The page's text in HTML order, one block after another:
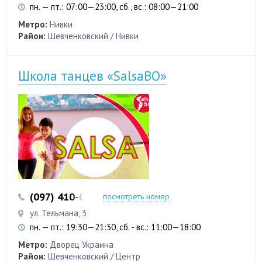
пн. — пт.: 07:00—23:00, сб., вс.: 08:00—21:00
Метро: Нивки
Район: Шевченковский / Нивки
Школа танцев «SalsaBO»
(097) 410-06-51 (093) 957-75-24
посмотреть номер
ул. Тельмана, 3
пн. — пт.: 19:30—21:30, сб. - вс.: 11:00—18:00
Метро: Дворец Украина
Район: Шевченковский / Центр